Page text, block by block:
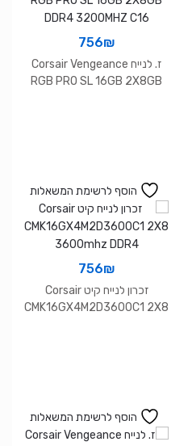
756₪
ז. לנייח Corsair Vengeance
RGB PRO SL 16GB 2X8GB
הוסף לרשימת המשאלות
756₪
זכרון לנייח קיט Corsair
CMK16GX4M2D3600C1 2X8
הוסף לרשימת המשאלות